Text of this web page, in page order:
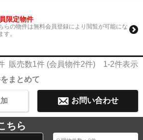
限定物件
らの物件は無料会員登録により閲覧が可能にな
す。
販売数1件 (会員物件2件) 1-2件表示
まとめて
お問い合わせ
ちら